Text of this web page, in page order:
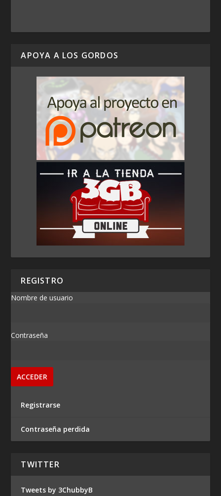
APOYA A LOS GORDOS
REGISTRO
Nombre de usuario
Contraseña
Registrarse
Contraseña perdida
TWITTER
Tweets by 3ChubbyB